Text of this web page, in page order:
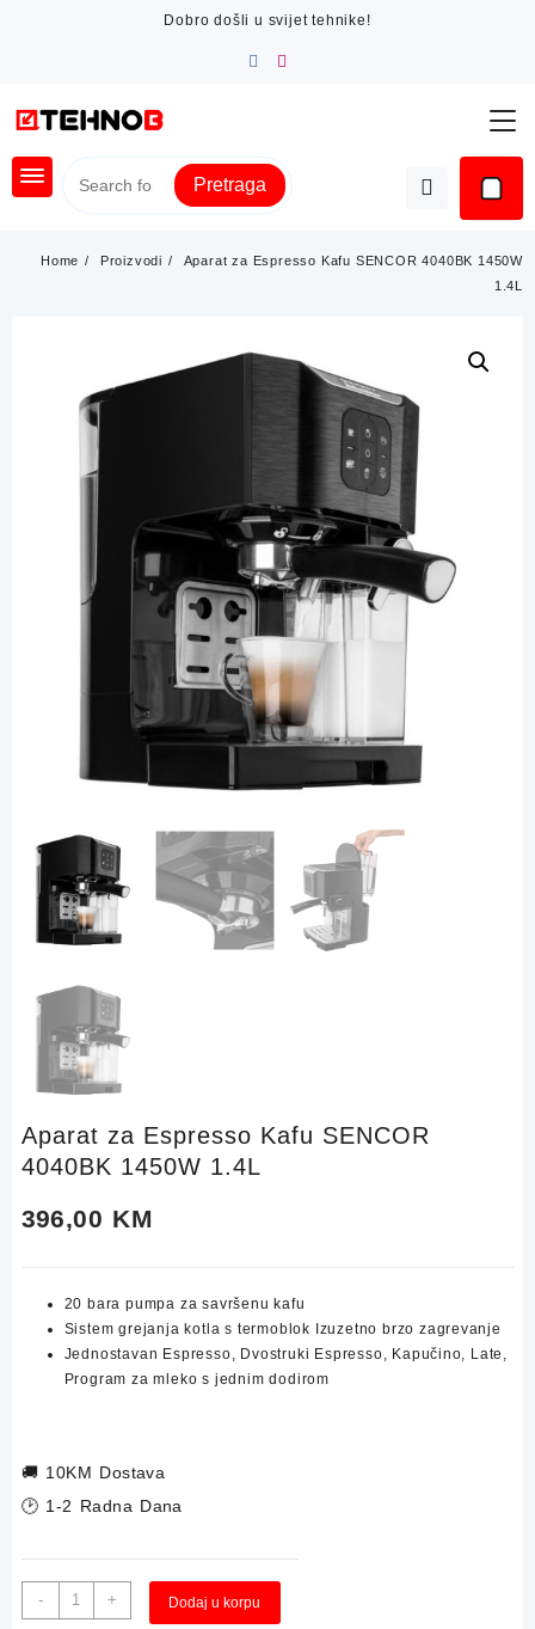
Dobro došli u svijet tehnike!
Pretraga
Home Proizvodi
Aparat za Espresso Kafu SENCOR 4040BK 1450W
1.4L
Aparat za Espresso Kafu SENCOR
4040BK 1450W 1.4L
396,00 KM
20 bara pumpa za savršenu kafu
Sistem grejanja kotla s termoblok Izuzetno brzo zagrevanje
Jednostavan Espresso, Dvostruki Espresso, Kapučino, Late,
Program za mleko s jednim dodirom
🚚 10KM Dostava
🕑 1-2 Radna Dana
-
Aparat
za
+ Dodaj u korpu